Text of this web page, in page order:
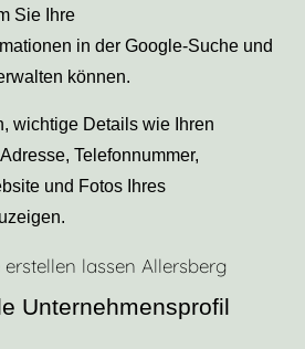
Sie Ihre
in der Google-Suche und
können.
wichtige Details wie Ihren
Telefonnummer,
und Fotos Ihres
Unternehmensprofil